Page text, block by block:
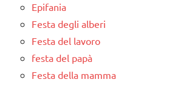
Epifania
Festa degli alberi
Festa del lavoro
festa del papà
Festa della mamma